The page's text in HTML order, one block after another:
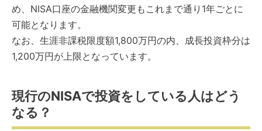
め、NISA口座の金融機関変更もこれまで通り1年ごとに
可能となります。
なお、生涯非課税限度額1,800万円の内、成長投資枠分は
1,200万円が上限となっています。
現行のNISAで投資をしている人はどう
なる？